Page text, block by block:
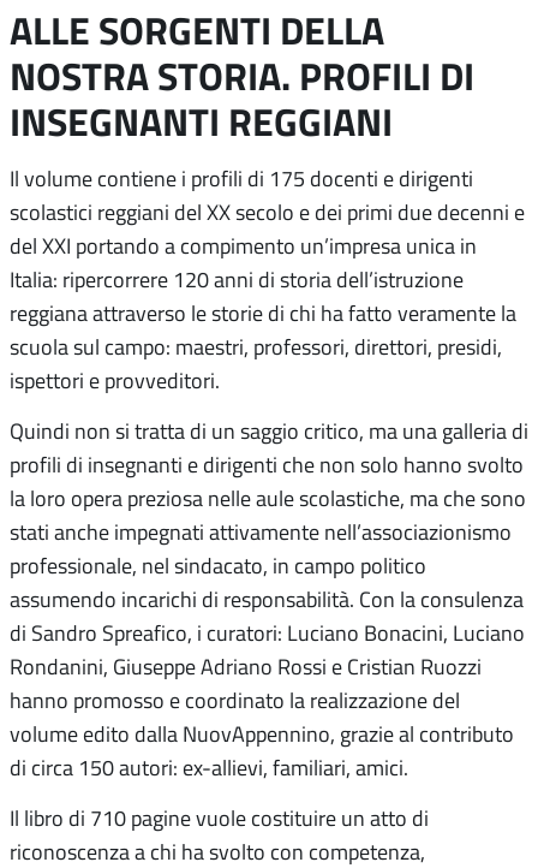
ALLE SORGENTI DELLA
NOSTRA STORIA. PROFILI DI
INSEGNANTI REGGIANI
Il volume contiene i profili di 175 docenti e dirigenti
scolastici reggiani del XX secolo e dei primi due decenni e
del XXI portando a compimento un’impresa unica in
Italia: ripercorrere 120 anni di storia dell’istruzione
reggiana attraverso le storie di chi ha fatto veramente la
scuola sul campo: maestri, professori, direttori, presidi,
ispettori e provveditori.
Quindi non si tratta di un saggio critico, ma una galleria di
profili di insegnanti e dirigenti che non solo hanno svolto
la loro opera preziosa nelle aule scolastiche, ma che sono
stati anche impegnati attivamente nell’associazionismo
professionale, nel sindacato, in campo politico
assumendo incarichi di responsabilità. Con la consulenza
di Sandro Spreafico, i curatori: Luciano Bonacini, Luciano
Rondanini, Giuseppe Adriano Rossi e Cristian Ruozzi
hanno promosso e coordinato la realizzazione del
volume edito dalla NuovAppennino, grazie al contributo
di circa 150 autori: ex-allievi, familiari, amici.
Il libro di 710 pagine vuole costituire un atto di
riconoscenza a chi ha svolto con competenza,